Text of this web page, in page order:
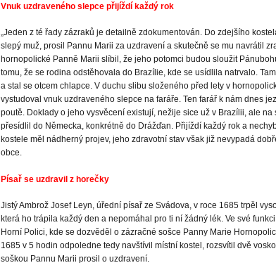
Vnuk uzdraveného slepce přijíždí každý rok
„Jeden z té řady zázraků je detailně zdokumentován. Do zdejšího
slepý muž, prosil Pannu Marii za uzdravení a skutečně se mu navrátil
hornopolické Panně Marii slíbil, že jeho potomci budou sloužit
tomu, že se rodina odstěhovala do Brazílie, kde se usídlila natrvalo.
a stal se otcem chlapce. V duchu slibu složeného před lety v
vystudoval vnuk uzdraveného slepce na faráře. Ten farář k nám dnes
poutě. Doklady o jeho vysvěcení existují, nežije sice už v Brazílii, ale na
přesídlil do Německa, konkrétně do Drážďan. Přijíždí každý rok a
kostele měl nádherný projev, jeho zdravotní stav však již nevypadá
obce.
Písař se uzdravil z horečky
Jistý Ambrož Josef Leyn, úřední písař ze Svádova, v roce 1685 trpěl
která ho trápila každý den a nepomáhal pro ti ní žádný lék. Ve své
Horní Polici, kde se dozvěděl o zázračné sošce Panny Marie
1685 v 5 hodin odpoledne tedy navštívil místní kostel, rozsvítil dvě
soškou Pannu Marii prosil o uzdravení.